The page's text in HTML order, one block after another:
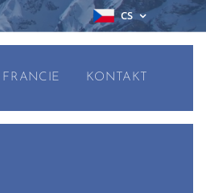
CS
FRANCIE KONTAKT